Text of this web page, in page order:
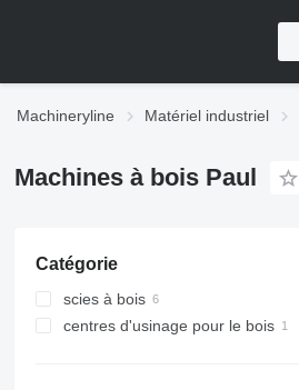
Machineryline Matériel industriel
Machines à bois Paul
Catégorie
scies à bois
tronçonneuses d'optimisation
centres d'usinage pour le bois